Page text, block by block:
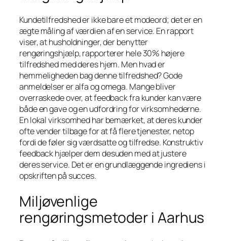
Kundetilfredshed er ikke bare et modeord; det er en
ægte måling af værdien af en service. En rapport
viser, at husholdninger, der benytter
rengøringshjælp, rapporterer hele 30% højere
tilfredshed med deres hjem. Men hvad er
hemmeligheden bag denne tilfredshed? Gode
anmeldelser er alfa og omega. Mange bliver
overraskede over, at feedback fra kunder kan være
både en gave og en udfordring for virksomhederne.
En lokal virksomhed har bemærket, at deres kunder
ofte vender tilbage for at få flere tjenester, netop
fordi de føler sig værdsatte og tilfredse. Konstruktiv
feedback hjælper dem desuden med at justere
deres service. Det er en grundlæggende ingrediens i
opskriften på succes.
Miljøvenlige
rengøringsmetoder i Aarhus